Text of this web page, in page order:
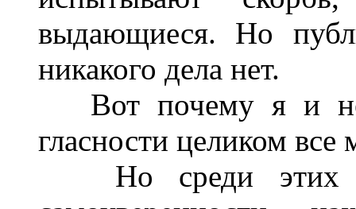
выдающиеся. Но
никакого дела нет.
Вот почему я и не
гласности целиком
Но среди этих